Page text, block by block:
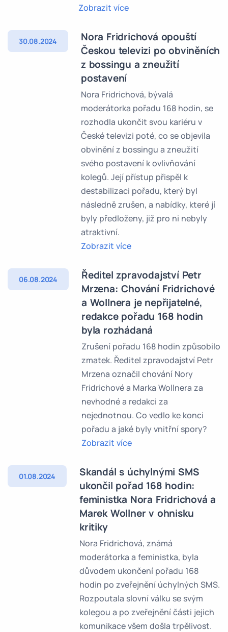
Zobrazit více
30.08.2024
Nora Fridrichová opouští
Českou televizi po obviněních
z bossingu a zneužití
postavení
Nora Fridrichová, bývalá
moderátorka pořadu 168 hodin, se
rozhodla ukončit svou kariéru v
České televizi poté, co se objevila
obvinění z bossingu a zneužití
svého postavení k ovlivňování
kolegů. Její přístup přispěl k
destabilizaci pořadu, který byl
následně zrušen, a nabídky, které jí
byly předloženy, již pro ni nebyly
atraktivní.
Zobrazit více
06.08.2024
Ředitel zpravodajství Petr
Mrzena: Chování Fridrichové
a Wollnera je nepřijatelné,
redakce pořadu 168 hodin
byla rozhádaná
Zrušení pořadu 168 hodin způsobilo
zmatek. Ředitel zpravodajství Petr
Mrzena označil chování Nory
Fridrichové a Marka Wollnera za
nevhodné a redakci za
nejednotnou. Co vedlo ke konci
pořadu a jaké byly vnitřní spory?
Zobrazit více
01.08.2024
Skandál s úchylnými SMS
ukončil pořad 168 hodin:
feministka Nora Fridrichová a
Marek Wollner v ohnisku
kritiky
Nora Fridrichová, známá
moderátorka a feministka, byla
důvodem ukončení pořadu 168
hodin po zveřejnění úchylných SMS.
Rozpoutala slovní válku se svým
kolegou a po zveřejnění části jejich
komunikace všem došla trpělivost.